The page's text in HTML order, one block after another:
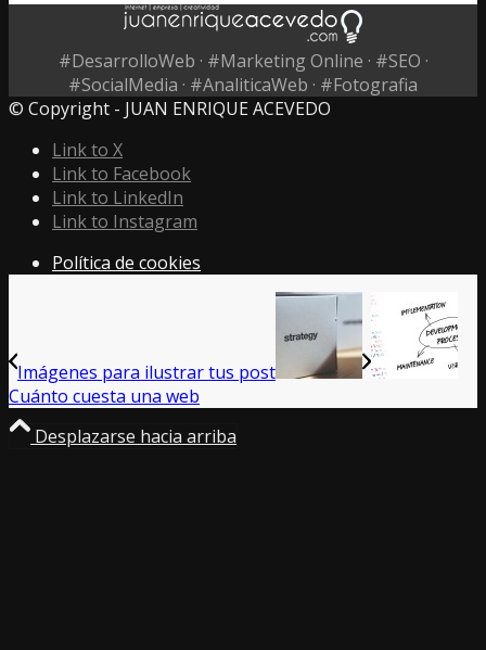
#DesarrolloWeb · #Marketing Online · #SEO ·
#SocialMedia · #AnaliticaWeb · #Fotografia
© Copyright - JUAN ENRIQUE ACEVEDO
Link to X
Link to Facebook
Link to LinkedIn
Link to Instagram
Política de cookies
Imágenes para ilustrar tus post
Cuánto cuesta una web
Desplazarse hacia arriba